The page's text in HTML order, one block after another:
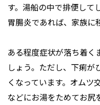
す。湯船の中で排便して
胃腸炎であれば、家族に
ある程度症状が落ち着く
しょう。ただし、下痢
くなっています。オムツ
などにお湯をためてお尻